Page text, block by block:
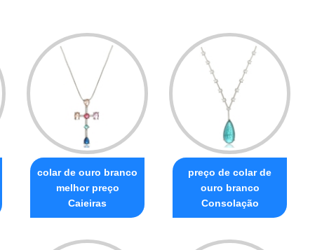
colar de ouro branco
melhor preço
Caieiras
preço de colar de
ouro branco
Consolação